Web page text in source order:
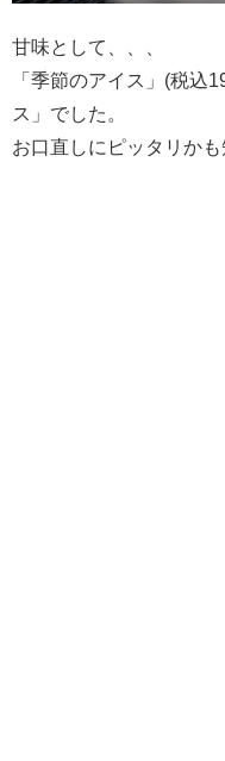
甘味として、、、
「季節のアイス」(税込
ス」でした。
お口直しにピッタリかも